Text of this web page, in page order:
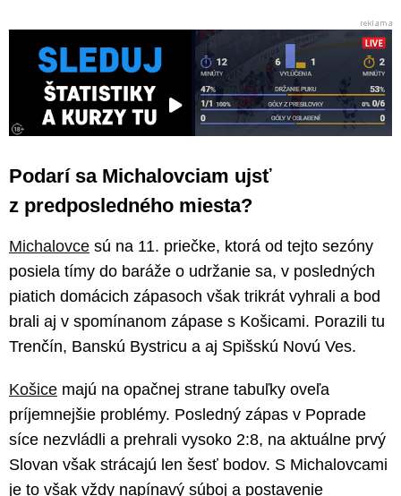
Podarí sa Michalovciam ujsť
z predposledného miesta?
Michalovce sú na 11. priečke, ktorá od tejto sezóny
posiela tímy do baráže o udržanie sa, v posledných
piatich domácich zápasoch však trikrát vyhrali a bod
brali aj v spomínanom zápase s Košicami. Porazili tu
Trenčín, Banskú Bystricu a aj Spišskú Novú Ves.
Košice majú na opačnej strane tabuľky oveľa
príjemnejšie problémy. Posledný zápas v Poprade
síce nezvládli a prehrali vysoko 2:8, na aktuálne prvý
Slovan však strácajú len šesť bodov. S Michalovcami
je to však vždy napínavý súboj a postavenie